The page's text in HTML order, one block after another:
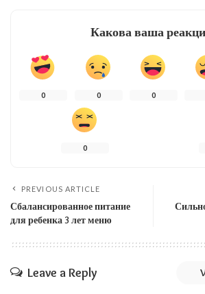
Какова ваша
0 0 0
0
PREVIOUS ARTICLE
Сбалансированное питание
для ребенка 3 лет меню
Leave a Reply